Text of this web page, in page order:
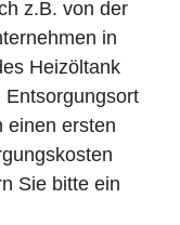
z.B. von der
in
Heizöltank
Entsorgungsort
einen ersten
Sie bitte ein